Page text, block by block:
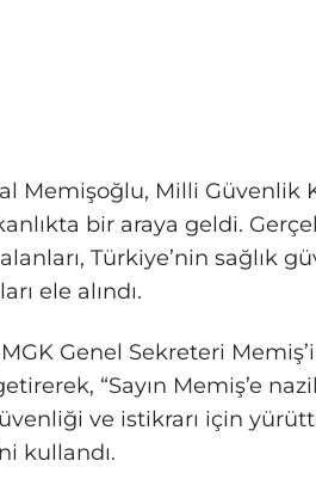
Memişoğlu, Milli Güvenlik
bir araya geldi.
Türkiye’nin sağlık
ele alındı.
Genel Sekreteri
“Sayın Memiş’e
ve istikrarı için
kullandı.